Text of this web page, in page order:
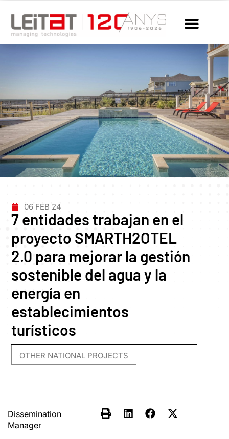
06 FEB 24
7 entidades trabajan en el
proyecto SMARTH2OTEL
2.0 para mejorar la gestión
sostenible del agua y la
energía en
establecimientos
turísticos
OTHER NATIONAL PROJECTS
Dissemination
Manager